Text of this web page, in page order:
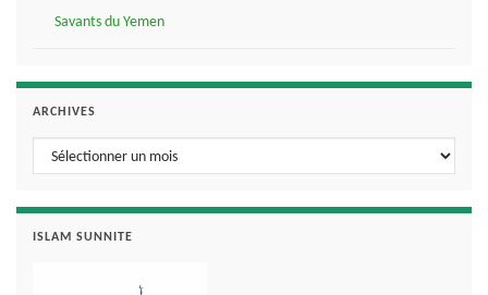
Savants du Yemen
ARCHIVES
Archives
ISLAM SUNNITE